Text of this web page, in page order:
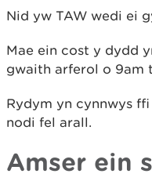
Nid yw TAW wedi ei
Mae ein cost y dydd
gwaith arferol o 9am
Rydym yn cynnwys
nodi fel arall.
Amser ein